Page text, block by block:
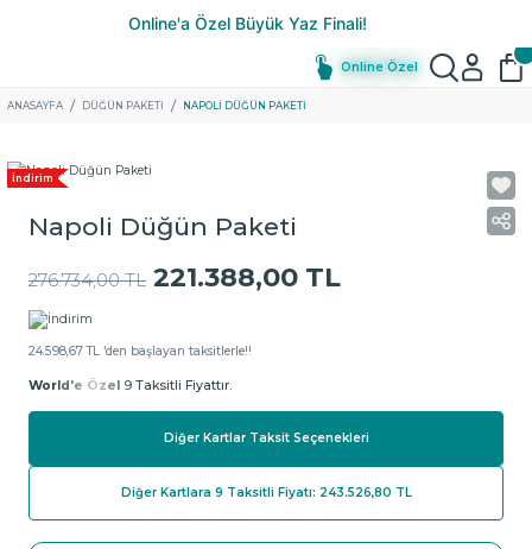
Online Özel
ANASAYFA DÜĞÜN PAKETİ NAPOLI DÜĞÜN PAKETI
İndirim
Napoli Düğün Paketi
276.734,00 TL 221.388,00 TL
24.598,67 TL ‘den başlayan taksitlerle!!
World'e Özel 9 Taksitli Fiyattır.
Diğer Kartlar Taksit Seçenekleri
Diğer Kartlara 9 Taksitli Fiyatı: 243.526,80 TL